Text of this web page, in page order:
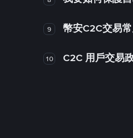
9 幣安C2C交易常
10 C2C 用戶交易